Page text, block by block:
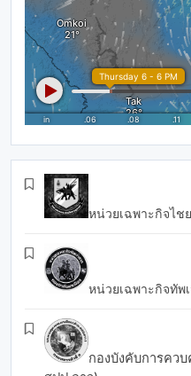
หน่วยเฉพาะกิจไช
หน่วยเฉพาะกิจทัพ
กองบังคับการคว